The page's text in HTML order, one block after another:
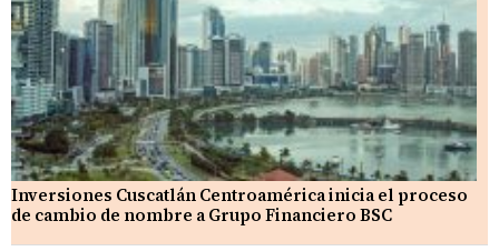
Inversiones Cuscatlán Centroamérica inicia el proceso
de cambio de nombre a Grupo Financiero BSC